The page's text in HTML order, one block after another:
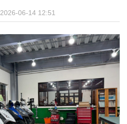
2026-06-14 12:51